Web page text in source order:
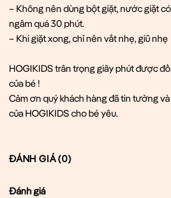
– Không nên dùng bột giặt, nước giặt
ngâm quá 30 phút.
– Khi giặt xong, chỉ nên vắt nhẹ, giũ nhẹ
HOGIKIDS trân trọng giây phút được
của bé !
Cảm ơn quý khách hàng đã tin tưởng
của HOGIKIDS cho bé yêu.
ĐÁNH GIÁ (0)
Đánh giá